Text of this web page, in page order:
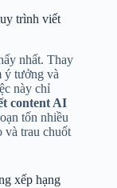
trình viết
nhất. Thay
ý tưởng và
này chỉ
content AI
tốn nhiều
và trau chuốt
xếp hạng